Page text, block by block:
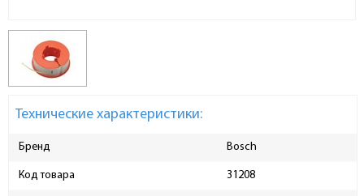
Технические характеристики:
Бренд Bosch
Код товара 31208